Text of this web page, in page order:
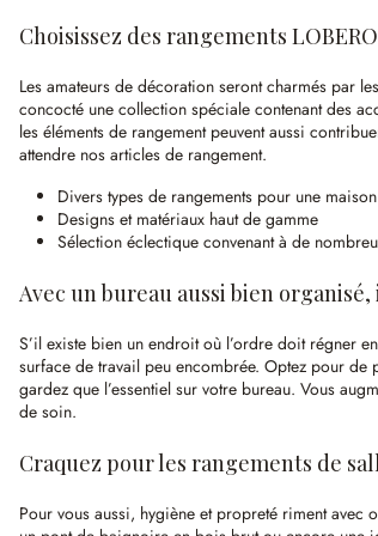
Choisissez des rangements
Les amateurs de décoration seront charmés par
concocté une collection spéciale contenant des
les éléments de rangement peuvent aussi
attendre nos articles de rangement.
Divers types de rangements pour une
Designs et matériaux haut de gamme
Sélection éclectique convenant à de
Avec un bureau aussi bien
S’il existe bien un endroit où l’ordre doit régner
surface de travail peu encombrée. Optez pour
gardez que l’essentiel sur votre bureau. Vous
de soin.
Craquez pour les rangements de
Pour vous aussi, hygiène et propreté riment